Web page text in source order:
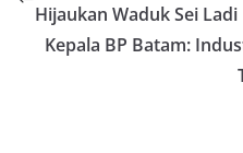
Hijaukan Waduk Sei Ladi
Kepala BP Batam: